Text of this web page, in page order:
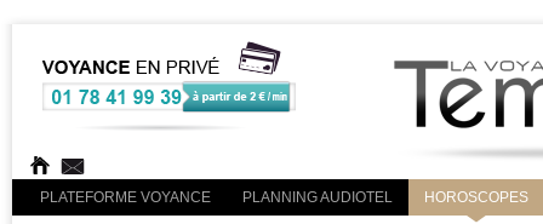
PLATEFORME VOYANCE PLANNING AUDIOTEL HOROSCOPES